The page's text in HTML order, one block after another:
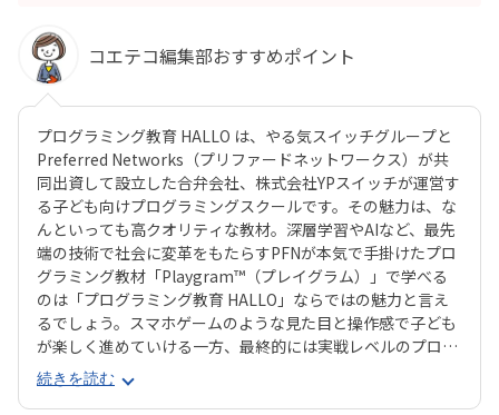
コエテコ編集部おすすめポイント
プログラミング教育 HALLO は、やる気スイッチグループと
Preferred Networks（プリファードネットワークス）が共
同出資して設立した合弁会社、株式会社YPスイッチが運営す
る子ども向けプログラミングスクールです。その魅力は、な
んといっても高クオリティな教材。深層学習やAIなど、最先
端の技術で社会に変革をもたらすPFNが本気で手掛けたプロ
グラミング教材「Playgram™（プレイグラム）」で学べる
のは「プログラミング教育 HALLO」ならではの魅力と言え
るでしょう。スマホゲームのような見た目と操作感で子ども
が楽しく進めていける一方、最終的には実戦レベルのプログ
ラミングスキルが身につく「Playgram」には、まるでマイ
ンクラフト（マイクラ）のように3D空間をデザインできるモ
続きを読む